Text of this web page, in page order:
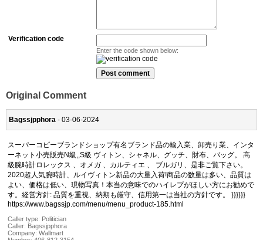
Verification code
Enter the code shown below:
Original Comment
Bagssjpphora - 03-06-2024
スーパーコピーブランドショップ有名ブランド品の輸入業、卸売り業、インタ
ーネット小売販売N級,,S級 ヴィトン、シャネル、グッチ、財布、バッグ。 高
級腕時計ロレックス 、オメガ 、カルティエ 、 ブルガリ、是非ご覧下さい。
2020超人気腕時計、ルイヴィトン新品の大量入荷!商品の数量は多い、品質は
よい、価格は低い、現物写真！本当の意味でのハイレプがほしい方にお勧めで
す。経営方針: 品質を重視、納期も厳守、信用第一は当社の方針です。 }}}}}}
https://www.bagssjp.com/menu/menu_product-185.html
Caller type: Politician
Caller: Bagssjpphora
Company: Wallmart